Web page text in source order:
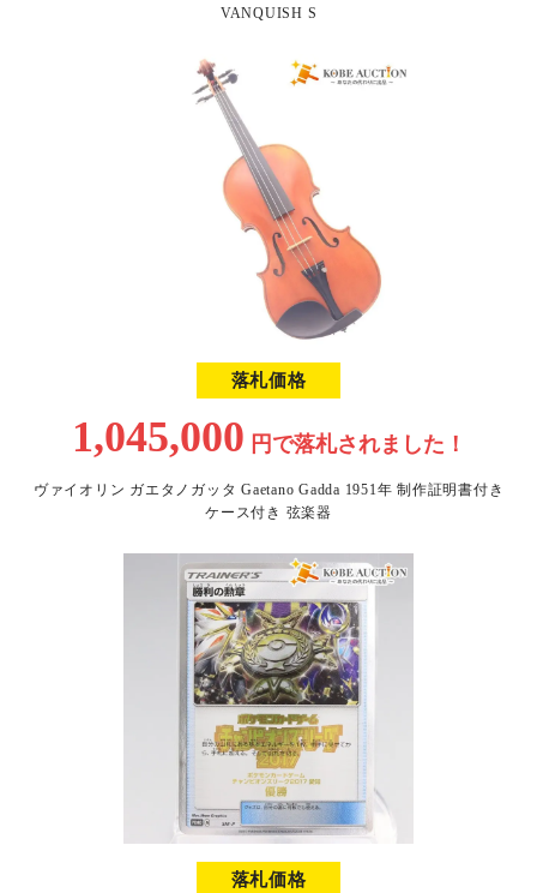
VANQUISH S
落札価格
1,045,000 円で落札されました！
ヴァイオリン ガエタノガッタ Gaetano Gadda 1951年 制作証明書付き
ケース付き 弦楽器
落札価格